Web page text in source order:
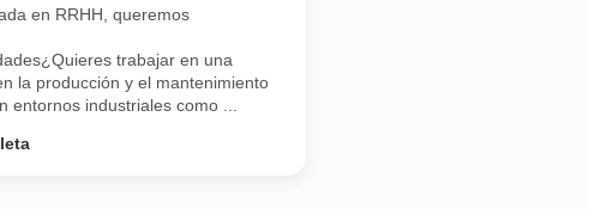
en RRHH, queremos
trabajar en una
la producción y el mantenimiento
industriales como ...